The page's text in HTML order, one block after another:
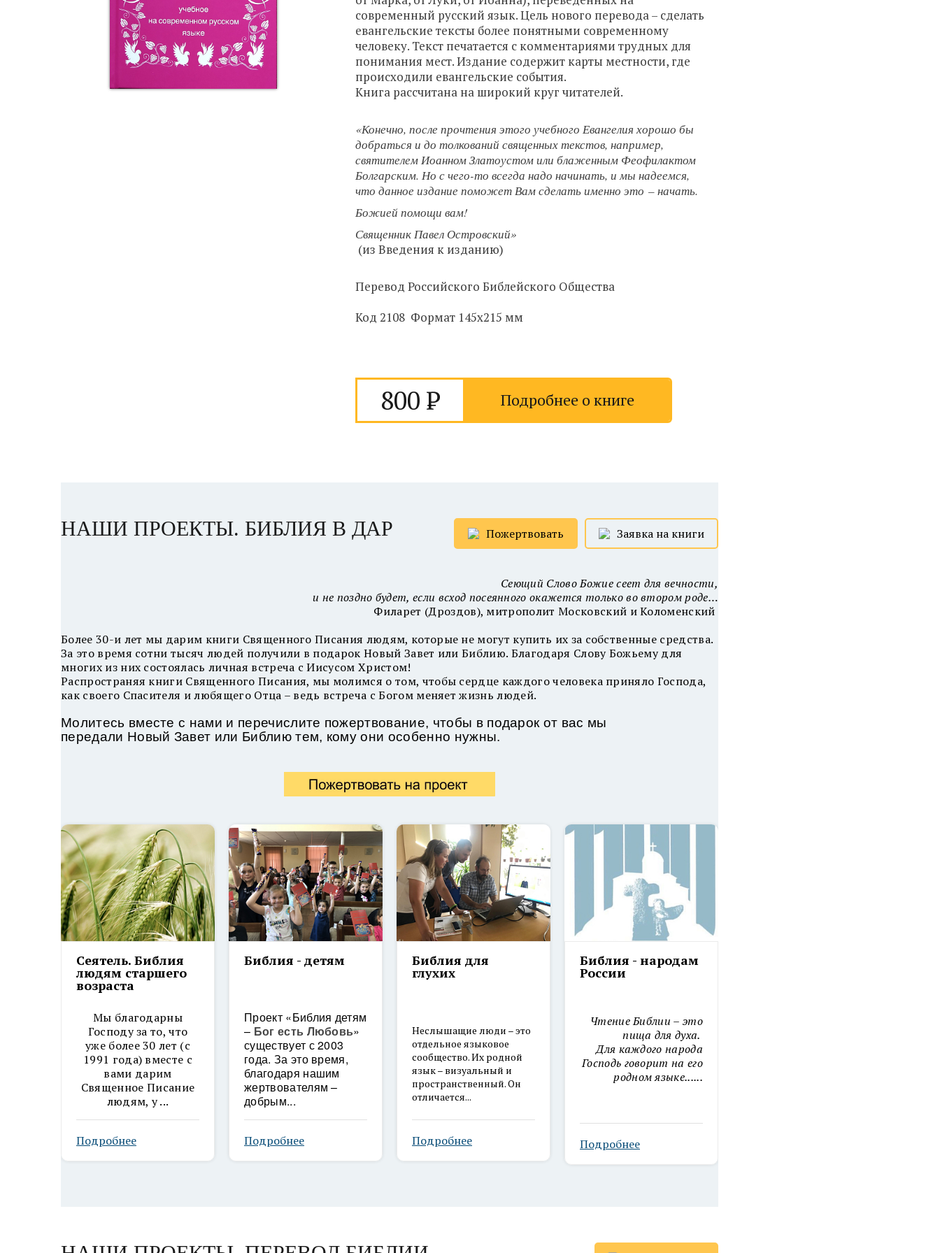
современный русский язык. Цель нового перевода – сделать
евангельские тексты более понятными современному
человеку. Текст печатается с комментариями трудных для
понимания мест. Издание содержит карты местности, где
происходили евангельские события.
Книга рассчитана на широкий круг читателей.
«Конечно, после прочтения этого учебного Евангелия хорошо бы
добраться и до толкований священных текстов, например,
святителем Иоанном Златоустом или блаженным Феофилактом
Болгарским. Но с чего-то всегда надо начинать, и мы надеемся,
что данное издание поможет Вам сделать именно это – начать.
Божией помощи вам!
Священник Павел Островский»
(из Введения к изданию)
Перевод Российского Библейского Общества
Код 2108 Формат 145х215 мм
800 Подробнее о книге
НАШИ ПРОЕКТЫ. БИБЛИЯ В ДАР Пожертвовать Заявка на книги
Сеющий Слово Божие сеет для вечности,
и не поздно будет, если всход посеянного окажется только во втором роде…
Филарет (Дроздов), митрополит Московский и Коломенский
Более 30-и лет мы дарим книги Священного Писания людям, которые не могут купить их за собственные средства.
За это время сотни тысяч людей получили в подарок Новый Завет или Библию. Благодаря Слову Божьему для
многих из них состоялась личная встреча с Иисусом Христом!
Распространяя книги Священного Писания, мы молимся о том, чтобы сердце каждого человека приняло Господа,
как своего Спасителя и любящего Отца – ведь встреча с Богом меняет жизнь людей.
Молитесь вместе с нами и перечислите пожертвование, чтобы в подарок от вас мы
передали Новый Завет или Библию тем, кому они особенно нужны.
Сеятель. Библия
людям старшего
возраста
Мы благодарны
Господу за то, что
уже более 30 лет (с
1991 года) вместе с
вами дарим
Священное Писание
людям, у ...
Подробнее
Библия - детям
Проект «Библия детям
– Бог есть Любовь»
существует с 2003
года. За это время,
благодаря нашим
жертвователям –
добрым...
Подробнее
Библия для
глухих
Неслышащие люди – это
отдельное языковое
сообщество. Их родной
язык – визуальный и
пространственный. Он
отличается...
Подробнее
Библия - народам
России
Чтение Библии – это
пища для духа.
Для каждого народа
Господь говорит на его
родном языке......
Подробнее